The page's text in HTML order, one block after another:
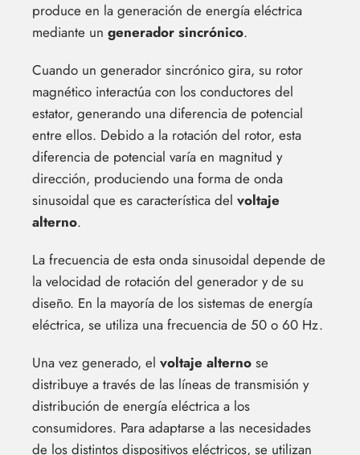
produce en la generación de energía eléctrica
mediante un generador sincrónico.
Cuando un generador sincrónico gira, su rotor
magnético interactúa con los conductores del
estator, generando una diferencia de potencial
entre ellos. Debido a la rotación del rotor, esta
diferencia de potencial varía en magnitud y
dirección, produciendo una forma de onda
sinusoidal que es característica del voltaje
alterno.
La frecuencia de esta onda sinusoidal depende de
la velocidad de rotación del generador y de su
diseño. En la mayoría de los sistemas de energía
eléctrica, se utiliza una frecuencia de 50 o 60 Hz.
Una vez generado, el voltaje alterno se
distribuye a través de las líneas de transmisión y
distribución de energía eléctrica a los
consumidores. Para adaptarse a las necesidades
de los distintos dispositivos eléctricos, se utilizan